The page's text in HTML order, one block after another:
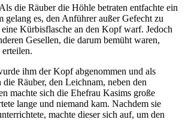
die Räuber die Höhle betraten entfachte ein
es, den Anführer außer Gefecht zu
Kürbisflasche an den Kopf warf. Jedoch
Gesellen, die darum bemüht waren,
ihm der Kopf abgenommen und als
die Räuber, den Leichnam, neben den
machte sich die Ehefrau Kasims große
lange und niemand kam. Nachdem sie
machte dieser sich auf, um den